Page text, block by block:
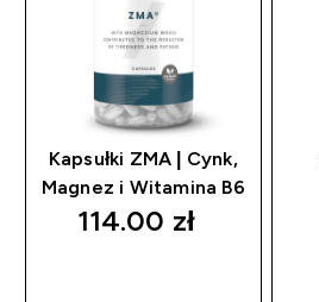
Kapsułki ZMA | Cynk,
Magnez i Witamina B6
114.00 zł‎